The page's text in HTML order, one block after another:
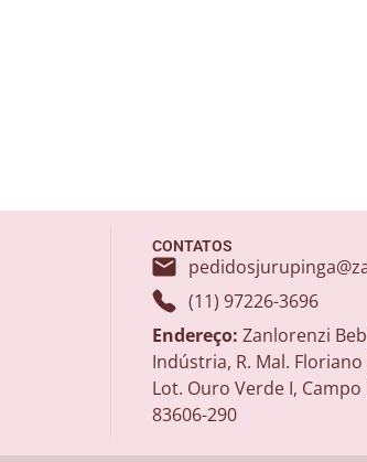
CONTATOS
(11) 97226-3696
Endereço: Zanlorenzi
Indústria, R. Mal.
Lot. Ouro Verde I, Campo
83606-290